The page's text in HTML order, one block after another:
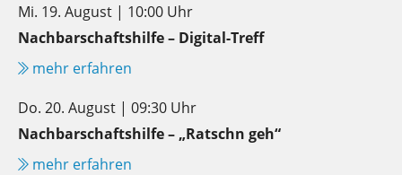
Mi. 19. August | 10:00 Uhr
Nachbarschaftshilfe – Digital-Treff
mehr erfahren
Do. 20. August | 09:30 Uhr
Nachbarschaftshilfe – „Ratschn geh“
mehr erfahren